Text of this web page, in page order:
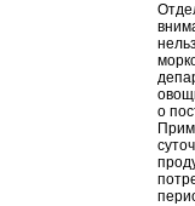
о